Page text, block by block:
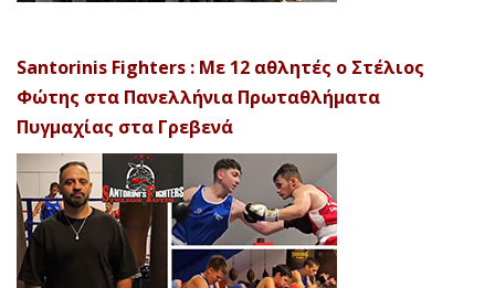
Santorinis Fighters : Με 12 αθλητές ο Στέλιος
Φώτης στα Πανελλήνια Πρωταθλήματα
Πυγμαχίας στα Γρεβενά